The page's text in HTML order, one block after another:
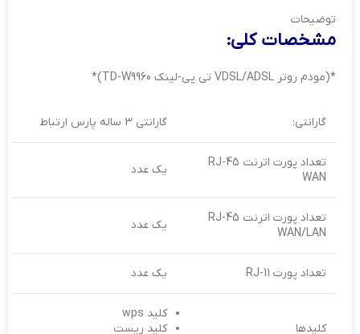
توضیحات
مشخصات کلی:
*(مودم روتر VDSL/ADSL تی پی-لینک TD-W9960)*
گارانتی: گارانتی 3 ساله پارس ارتباط
تعداد پورت اترنت RJ-45
WAN
یک عدد
تعداد پورت اترنت RJ-45
WAN/LAN
یک عدد
تعداد پورت RJ-11 یک عدد
کلیدها
کلید wps
کلید ریست